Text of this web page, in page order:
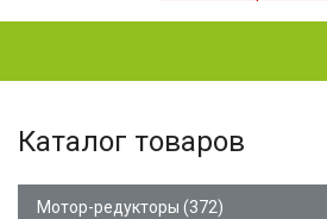
Каталог товаров
Мотор-редукторы (372)